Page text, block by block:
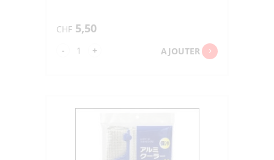
CHF 5,50
-
quantité
BAG
+ AJOUTER